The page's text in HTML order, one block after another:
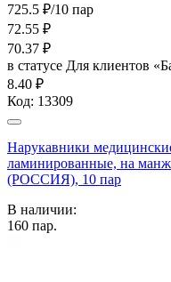
725.5 ₽/10 пар
72.55 ₽
70.37 ₽
в статусе Для клиентов
8.40 ₽
Код: 13309
Нарукавники
ламинированные, на
(РОССИЯ), 10 пар
В наличии:
160 пар.